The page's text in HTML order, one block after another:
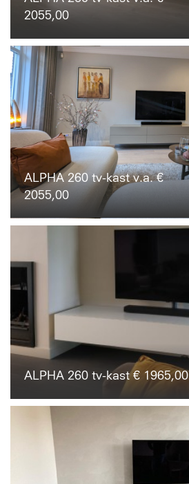
2055,00
ALPHA 260 tv-kast v.a. €
2055,00
ALPHA 260 tv-kast € 1965,00